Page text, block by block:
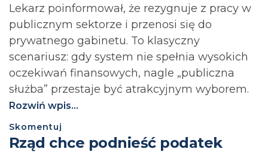
Lekarz poinformował, że rezygnuje z pracy w
publicznym sektorze i przenosi się do
prywatnego gabinetu. To klasyczny
scenariusz: gdy system nie spełnia wysokich
oczekiwań finansowych, nagle „publiczna
służba” przestaje być atrakcyjnym wyborem.
Rozwiń wpis...
Skomentuj
⁨Rząd chce podnieść podatek